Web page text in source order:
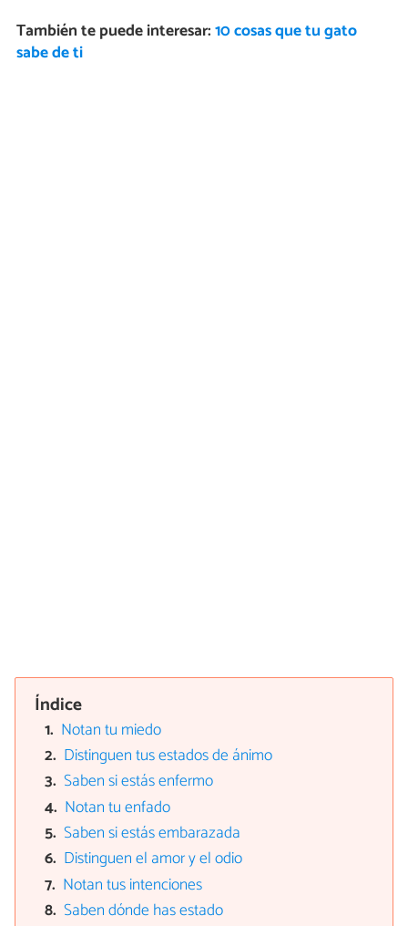
También te puede interesar:10 cosas que tu gato
sabe de ti
Índice
Notan tu miedo
Distinguen tus estados de ánimo
Saben si estás enfermo
Notan tu enfado
Saben si estás embarazada
Distinguen el amor y el odio
Notan tus intenciones
Saben dónde has estado